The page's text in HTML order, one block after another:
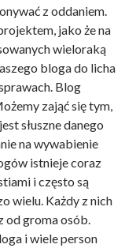
z oddaniem.
jako że na
wieloraką
bloga do licha
Blog
zająć się tym,
słuszne danego
na wywabienie
istnieje coraz
i często są
wielu. Każdy z nich
od groma osób.
i wiele person